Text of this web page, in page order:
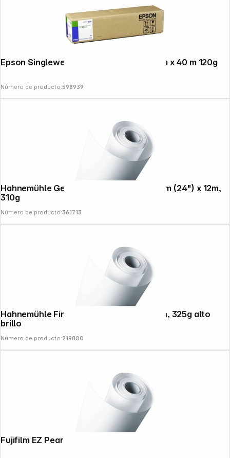
Epson Singleweight Matte Paper 43,2 cm x 40 m 120g
Número de producto:598939
Hahnemühle German Etching blanco 61cm (24") x 12m,
310g
Número de producto:361713
Hahnemühle FineArt Baryta 91,5cm x 12m, 325g alto
brillo
Número de producto:219800